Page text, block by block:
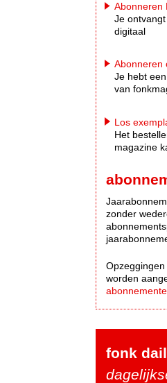
Abonneren
Je
digitaal
Abonneren
Je hebt
van
Los
Het
magazine
zonder
worden
fonk